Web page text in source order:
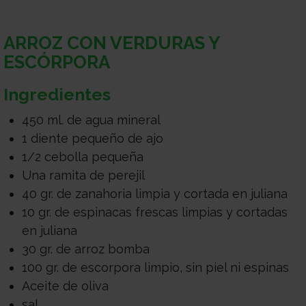
ARROZ CON VERDURAS Y
ESCÓRPORA
Ingredientes
450 ml. de agua mineral
1 diente pequeño de ajo
1/2 cebolla pequeña
Una ramita de perejil
40 gr. de zanahoria limpia y cortada en juliana
10 gr. de espinacas frescas limpias y cortadas
en juliana
30 gr. de arroz bomba
100 gr. de escorpora limpio, sin piel ni espinas
Aceite de oliva